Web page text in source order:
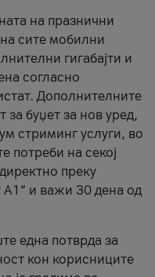
на празнични
сите мобилни
гигабајти и
согласно
Дополнителните
за буџет за нов уред,
стриминг услуги, во
потреби на секој
преку
А1“ и важи 30 дена од
една потврда за
кон корисниците